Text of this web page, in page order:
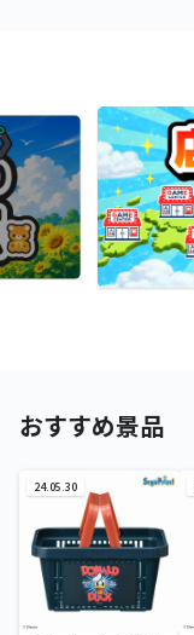
おすすめ景品
24.05.30